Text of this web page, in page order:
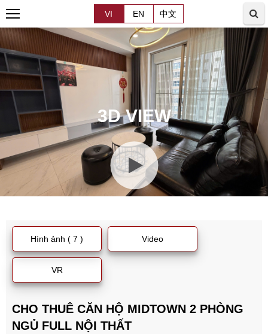
VI EN 中文
3D VIEW
Hình ảnh ( 7 ) Video
VR
CHO THUÊ CĂN HỘ MIDTOWN 2 PHÒNG
NGỦ FULL NỘI THẤT